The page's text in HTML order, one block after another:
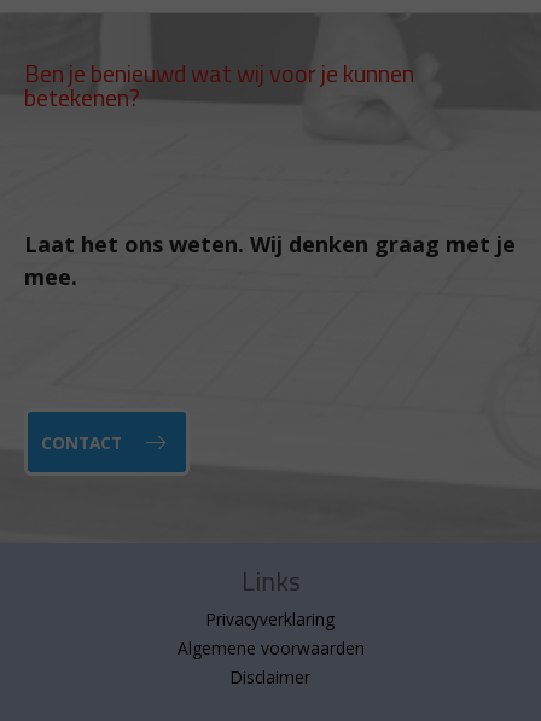
Ben je benieuwd wat wij voor je kunnen
betekenen?
Laat het ons weten. Wij denken graag met je
mee.
CONTACT
Links
Privacyverklaring
Algemene voorwaarden
Disclaimer